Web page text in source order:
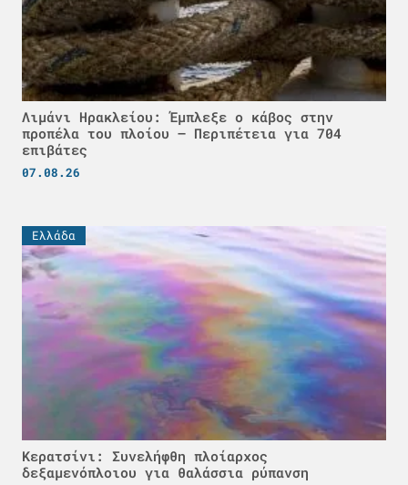
Λιμάνι Ηρακλείου: Έμπλεξε ο κάβος στην
προπέλα του πλοίου – Περιπέτεια για 704
επιβάτες
07.08.26
Ελλάδα
Κερατσίνι: Συνελήφθη πλοίαρχος
δεξαμενόπλοιου για θαλάσσια ρύπανση